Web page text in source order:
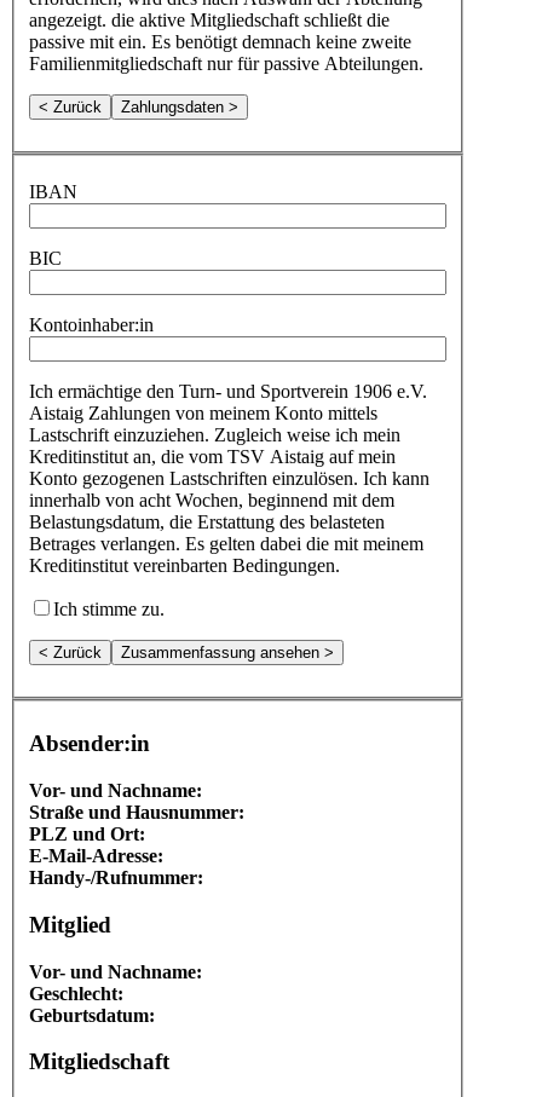
angezeigt. die aktive Mitgliedschaft schließt die
passive mit ein. Es benötigt demnach keine zweite
Familienmitgliedschaft nur für passive Abteilungen.
< Zurück Zahlungsdaten >
IBAN
BIC
Kontoinhaber:in
Ich ermächtige den Turn- und Sportverein 1906 e.V.
Aistaig Zahlungen von meinem Konto mittels
Lastschrift einzuziehen. Zugleich weise ich mein
Kreditinstitut an, die vom TSV Aistaig auf mein
Konto gezogenen Lastschriften einzulösen. Ich kann
innerhalb von acht Wochen, beginnend mit dem
Belastungsdatum, die Erstattung des belasteten
Betrages verlangen. Es gelten dabei die mit meinem
Kreditinstitut vereinbarten Bedingungen.
Ich stimme zu.
< Zurück Zusammenfassung ansehen >
Absender:in
Vor- und Nachname:
Straße und Hausnummer:
PLZ und Ort:
E-Mail-Adresse:
Handy-/Rufnummer:
Mitglied
Vor- und Nachname:
Geschlecht:
Geburtsdatum:
Mitgliedschaft